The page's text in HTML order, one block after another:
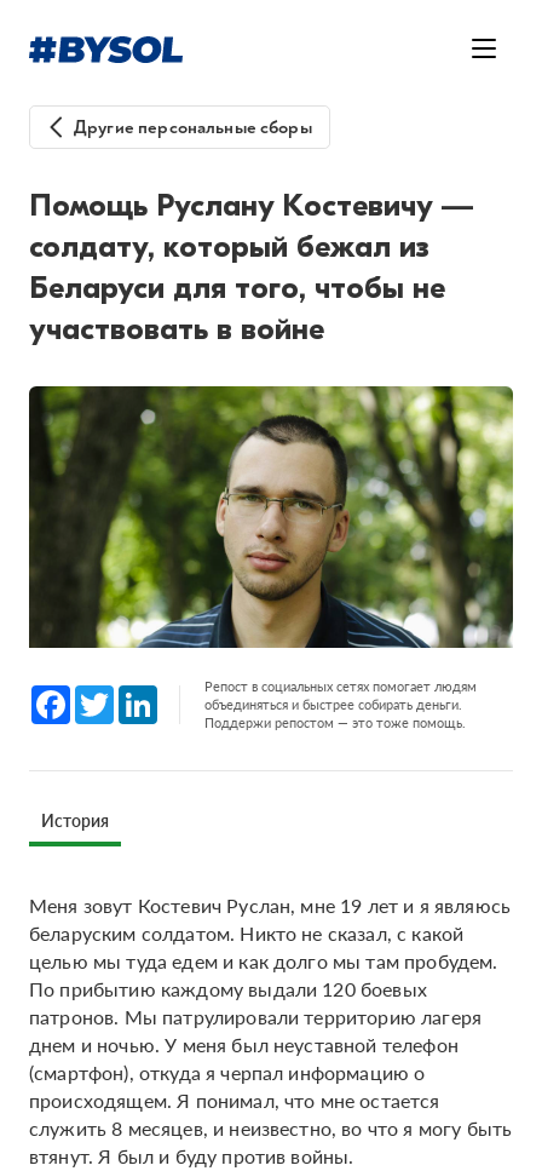
Другие персональные сборы
Помощь Руслану Костевичу —
солдату, который бежал из
Беларуси для того, чтобы не
участвовать в войне
Facebook
Twitter LinkedInРепост в социальных сетях помогает людям
объединяться и быстрее собирать деньги.
Поддержи репостом — это тоже помощь.
История
Меня зовут Костевич Руслан, мне 19 лет и я являюсь
беларуским солдатом. Никто не сказал, с какой
целью мы туда едем и как долго мы там пробудем.
По прибытию каждому выдали 120 боевых
патронов. Мы патрулировали территорию лагеря
днем и ночью. У меня был неуставной телефон
(смартфон), откуда я черпал информацию о
происходящем. Я понимал, что мне остается
служить 8 месяцев, и неизвестно, во что я могу быть
втянут. Я был и буду против войны.